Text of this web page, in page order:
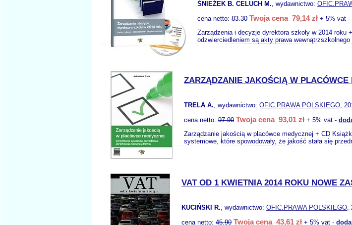
ŚNIEŻEK B. CELUCH M., wydawnictwo:
cena netto: 83.30 Twoja cena 79,14 zł + 5% vat -
Zarządzenia i decyzje dyrektora szkoły w 2014
odzwierciedleniem są akty prawa
ZARZĄDZANIE JAKOŚCIĄ W PLACÓWCE
TRELA A., wydawnictwo: OFIC.PRAWA POLSKIEGO,
cena netto: 97.90 Twoja cena 93,01 zł + 5% vat -
Zarządzanie jakością w placówce medycznej + CD
systemowe, które spowodowały, że jakość stała się
VAT OD 1 KWIETNIA 2014 ROKU NOWE
KUCIŃSKI R., wydawnictwo: OFIC.PRAWA POLSKIEGO,
cena netto: 45.90 Twoja cena 43,61 zł + 5% vat -